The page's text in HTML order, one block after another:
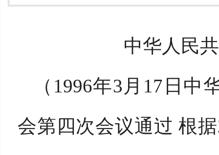
中华人民
（1996年3月17日
会第四次会议通过 根